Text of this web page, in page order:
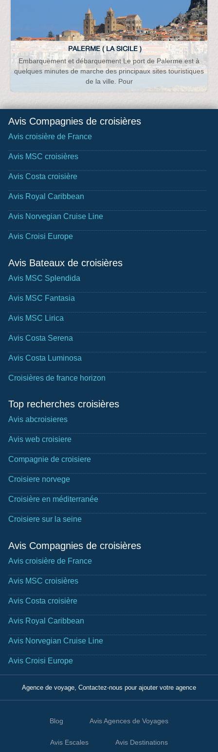
PALERME ( LA SICILE )
Embarquement et débarquement Le port de Palerme est à
quelques minutes de marche des principaux sites touristiques
de la ville. Pour
Avis Compagnies de croisières
Avis croisière de France
Avis MSC croisières
Avis Costa croisière
Avis Royal Caribbean
Avis Norvegian Cruise Line
Avis Croisi Europe
Avis Bateaux de croisières
Avis MSC Splendida
Avis MSC Fantasia
Avis MSC Lirica
Avis Costa Serena
Avis Costa Luminosa
Croisières de france horizon
Top recherches croisières
Avis abcroisieres
Avis web croisiere
Compagnie de croisiere
Croisiere norvege
Croisière en méditerranée
Croisiere sur la seine
Avis Compagnies de croisières
Avis croisière de France
Avis MSC croisières
Avis Costa croisière
Avis Royal Caribbean
Avis Norvegian Cruise Line
Avis Croisi Europe
Agence de voyage, Contactez-nous pour ajouter votre agence
Blog Avis Agences de Voyages
Avis Escales Avis Destinations